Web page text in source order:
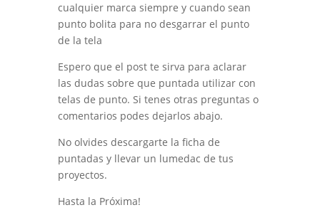
cualquier marca siempre y cuando sean
punto bolita para no desgarrar el punto
de la tela
Espero que el post te sirva para aclarar
las dudas sobre que puntada utilizar con
telas de punto. Si tenes otras preguntas o
comentarios podes dejarlos abajo.
No olvides descargarte la ficha de
puntadas y llevar un lumedac de tus
proyectos.
Hasta la Próxima!